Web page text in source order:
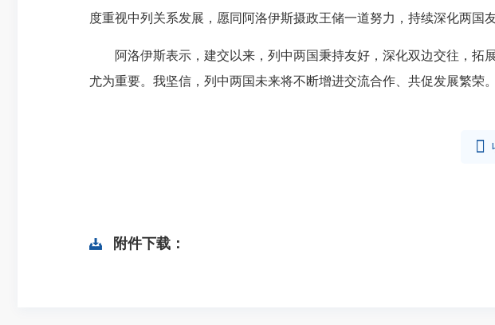
度重视中列关系发展，愿同阿洛伊斯摄政王储一道努力，持续深化两国
阿洛伊斯表示，建交以来，列中两国秉持友好，深化双边交往，拓
尤为重要。我坚信，列中两国未来将不断增进交流合作、共促发展繁荣。

附件下载：